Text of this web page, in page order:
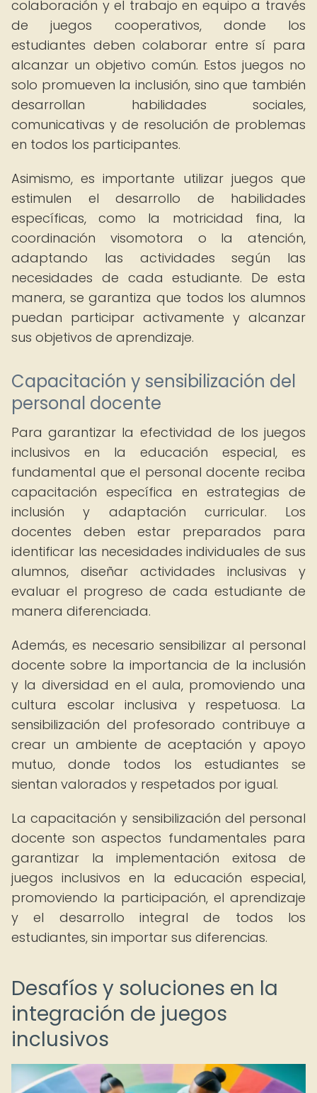
colaboración y el trabajo en equipo a través
de juegos cooperativos, donde los
estudiantes deben colaborar entre sí para
alcanzar un objetivo común. Estos juegos no
solo promueven la inclusión, sino que también
desarrollan habilidades sociales,
comunicativas y de resolución de problemas
en todos los participantes.
Asimismo, es importante utilizar juegos que
estimulen el desarrollo de habilidades
específicas, como la motricidad fina, la
coordinación visomotora o la atención,
adaptando las actividades según las
necesidades de cada estudiante. De esta
manera, se garantiza que todos los alumnos
puedan participar activamente y alcanzar
sus objetivos de aprendizaje.
Capacitación y sensibilización del
personal docente
Para garantizar la efectividad de los juegos
inclusivos en la educación especial, es
fundamental que el personal docente reciba
capacitación específica en estrategias de
inclusión y adaptación curricular. Los
docentes deben estar preparados para
identificar las necesidades individuales de sus
alumnos, diseñar actividades inclusivas y
evaluar el progreso de cada estudiante de
manera diferenciada.
Además, es necesario sensibilizar al personal
docente sobre la importancia de la inclusión
y la diversidad en el aula, promoviendo una
cultura escolar inclusiva y respetuosa. La
sensibilización del profesorado contribuye a
crear un ambiente de aceptación y apoyo
mutuo, donde todos los estudiantes se
sientan valorados y respetados por igual.
La capacitación y sensibilización del personal
docente son aspectos fundamentales para
garantizar la implementación exitosa de
juegos inclusivos en la educación especial,
promoviendo la participación, el aprendizaje
y el desarrollo integral de todos los
estudiantes, sin importar sus diferencias.
Desafíos y soluciones en la
integración de juegos
inclusivos